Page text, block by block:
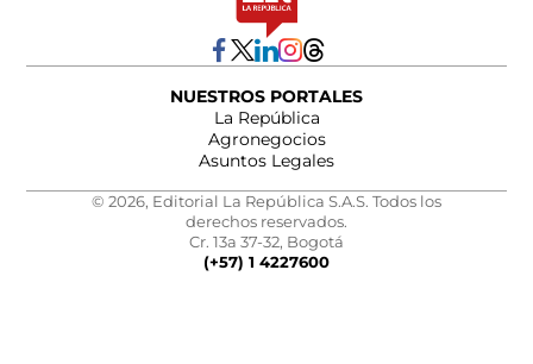
NUESTROS PORTALES
La República
Agronegocios
Asuntos Legales
© 2026, Editorial La República S.A.S. Todos los
derechos reservados.
Cr. 13a 37-32, Bogotá
(+57) 1 4227600